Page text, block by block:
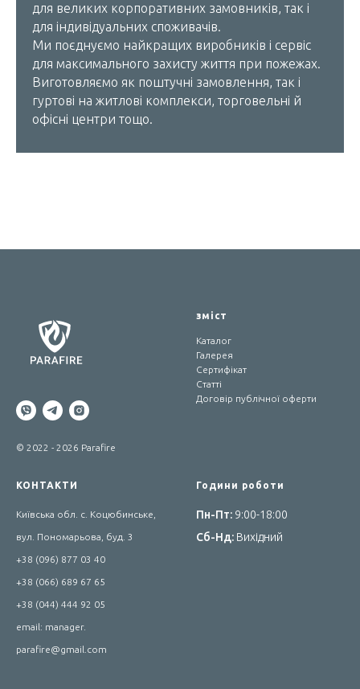
для великих корпоративних замовників, так і
для індивідуальних споживачів.
Ми поєднуємо найкращих виробників і сервіс
для максимального захисту життя при пожежах.
Виготовляємо як поштучні замовлення, так і
гуртові на житлові комплекси, торговельні й
офісні центри тощо.
© 2022 - 2026 Parafire
зміст
Каталог
Галерея
Сертифікат
Статті
Договір публічної оферти
КОНТАКТИ
Київська обл. с. Коцюбинське,
вул. Пономарьова, буд. 3
+38 (096) 877 03 40
+38 (066) 689 67 65
+38 (044) 444 92 05
email: manager.
parafire@gmail.com
Години роботи
Пн-Пт: 9:00-18:00
Сб-Нд: Вихідний